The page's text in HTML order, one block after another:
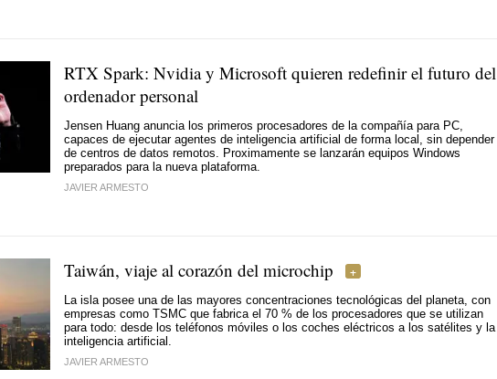
RTX Spark: Nvidia y Microsoft quieren redefinir el futuro del
ordenador personal
Jensen Huang anuncia los primeros procesadores de la compañía para PC,
capaces de ejecutar agentes de inteligencia artificial de forma local, sin depender
de centros de datos remotos. Proximamente se lanzarán equipos Windows
preparados para la nueva plataforma.
JAVIER ARMESTO
Taiwán, viaje al corazón del microchip
La isla posee una de las mayores concentraciones tecnológicas del planeta, con
empresas como TSMC que fabrica el 70 % de los procesadores que se utilizan
para todo: desde los teléfonos móviles o los coches eléctricos a los satélites y la
inteligencia artificial.
JAVIER ARMESTO